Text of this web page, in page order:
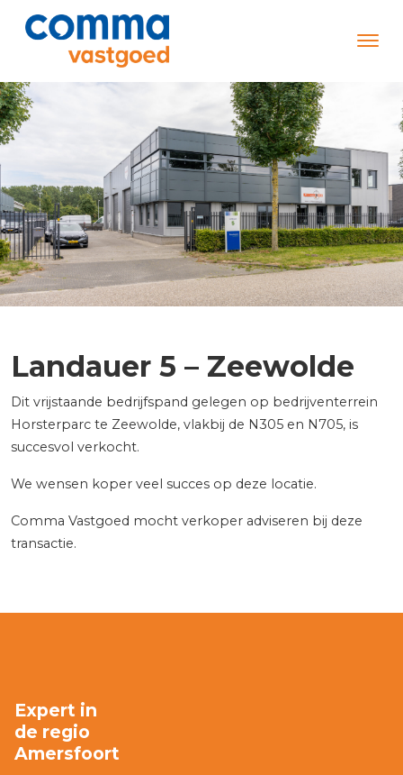
Landauer 5 – Zeewolde
Dit vrijstaande bedrijfspand gelegen op bedrijventerrein
Horsterparc te Zeewolde, vlakbij de N305 en N705, is
succesvol verkocht.
We wensen koper veel succes op deze locatie.
Comma Vastgoed mocht verkoper adviseren bij deze
transactie.
Expert in
de regio
Amersfoort